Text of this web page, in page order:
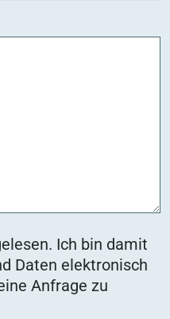
Ich bin damit
Daten elektronisch
Anfrage zu